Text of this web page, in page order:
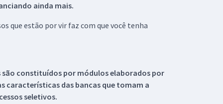
ainda mais.
que estão por vir faz com que você tenha
são constituídos por módulos elaborados por
características das bancas que tomam a
seletivos.